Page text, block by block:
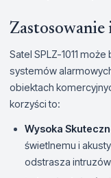
Zastosowanie
Satel SPLZ-1011
systemów
obiektach
korzyści to:
Wysoka
świetlnemu i
odstrasza